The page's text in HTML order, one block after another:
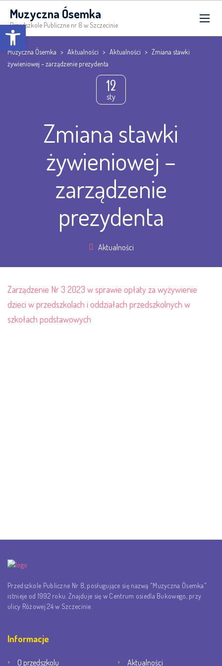
Muzyczna Ósemka
Przedszkole Publiczne nr 8 w Szczecinie
Muzyczna Ósemka > Aktualności > Aktualności > Zmiana stawki
żywieniowej – zarządzenie prezydenta
12
sty
Zmiana stawki
żywieniowej –
zarządzenie
prezydenta
Aktualności
Zarządzenie Nr 3 2023 w sprawie opłaty za wyżywienie
dzieci w przedszkolach i oddziałach przedszkolnych w
szkołach podstawowych
Przedszkole Publiczne Nr 8, posługujące się nazwą "Muzyczna Ósemka"
istnieje od 1992 roku. Znajduje się w Centrum osiedla Bukowego, przy
ulicy Różowej 24 w Szczecinie.
Informacje
O przedszkolu Aktualności
Open toolbar